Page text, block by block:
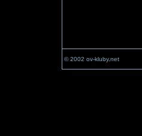
© 2002 ov-kluby.net